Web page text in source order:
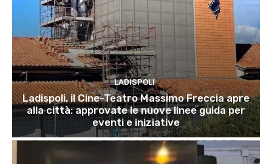
LADISPOLI
Ladispoli, il Cine-Teatro Massimo Freccia apre
alla città: approvate le nuove linee guida per
eventi e iniziative